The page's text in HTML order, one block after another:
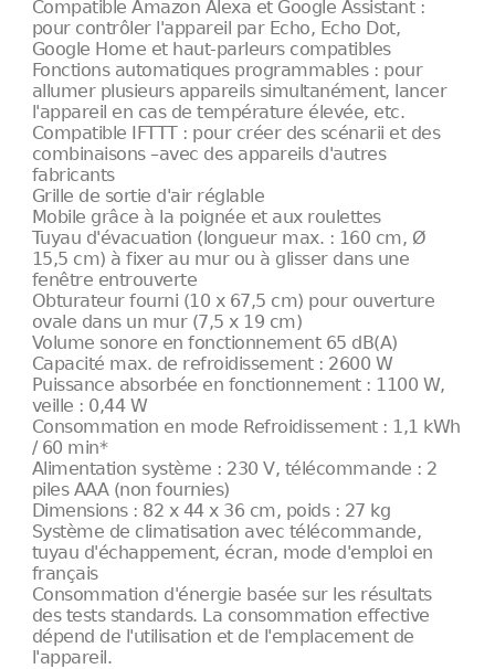
Compatible Amazon Alexa et Google Assistant :
pour contrôler l'appareil par Echo, Echo Dot,
Google Home et haut-parleurs compatibles
Fonctions automatiques programmables : pour
allumer plusieurs appareils simultanément, lancer
l'appareil en cas de température élevée, etc.
Compatible IFTTT : pour créer des scénarii et des
combinaisons –avec des appareils d'autres
fabricants
Grille de sortie d'air réglable
Mobile grâce à la poignée et aux roulettes
Tuyau d'évacuation (longueur max. : 160 cm, Ø
15,5 cm) à fixer au mur ou à glisser dans une
fenêtre entrouverte
Obturateur fourni (10 x 67,5 cm) pour ouverture
ovale dans un mur (7,5 x 19 cm)
Volume sonore en fonctionnement 65 dB(A)
Capacité max. de refroidissement : 2600 W
Puissance absorbée en fonctionnement : 1100 W,
veille : 0,44 W
Consommation en mode Refroidissement : 1,1 kWh
/ 60 min*
Alimentation système : 230 V, télécommande : 2
piles AAA (non fournies)
Dimensions : 82 x 44 x 36 cm, poids : 27 kg
Système de climatisation avec télécommande,
tuyau d'échappement, écran, mode d'emploi en
français
Consommation d'énergie basée sur les résultats
des tests standards. La consommation effective
dépend de l'utilisation et de l'emplacement de
l'appareil.